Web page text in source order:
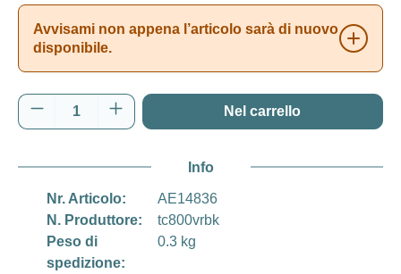
Avvisami non appena l’articolo sarà di nuovo
disponibile.
Quantità del prodotto: inserisci la quantità
Nel carrello
Info
Nr. Articolo:
AE14836
N. Produttore:
tc800vrbk
Peso di
spedizione:
0.3 kg